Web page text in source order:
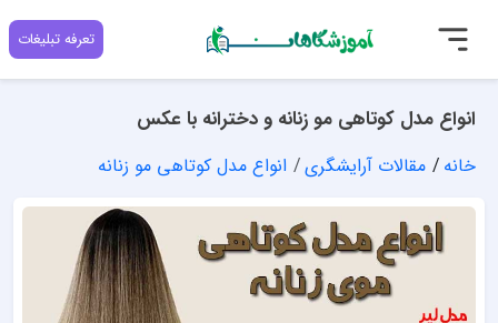
تعرفه تبلیغات
انواع مدل کوتاهی مو زنانه و دخترانه با عکس
خانه مقالات آرایشگری انواع مدل کوتاهی مو زنانه